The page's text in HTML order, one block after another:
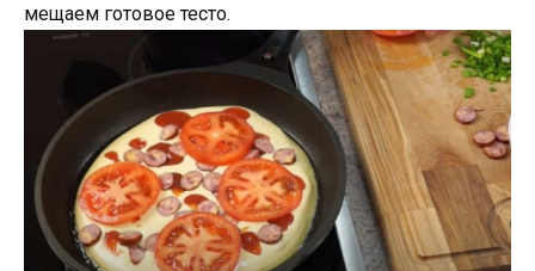
мещаем готовое тесто.